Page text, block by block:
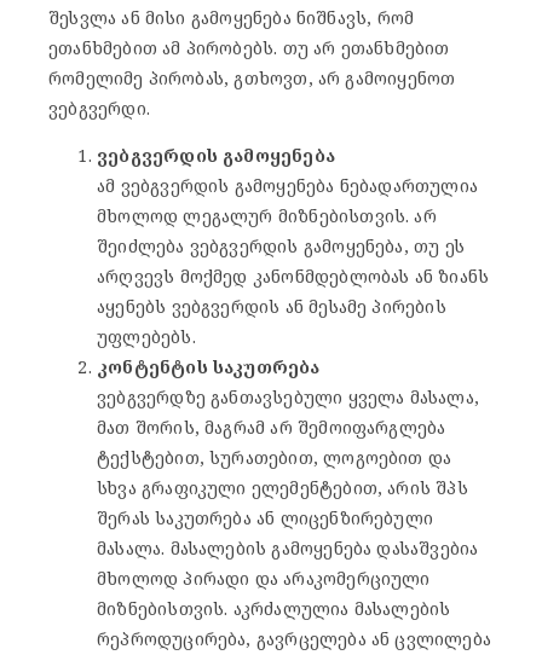
შესვლა ან მისი გამოყენება ნიშნავს, რომ
ეთანხმებით ამ პირობებს. თუ არ ეთანხმებით
რომელიმე პირობას, გთხოვთ, არ გამოიყენოთ
ვებგვერდი.
ვებგვერდის გამოყენება
ამ ვებგვერდის გამოყენება ნებადართულია
მხოლოდ ლეგალურ მიზნებისთვის. არ
შეიძლება ვებგვერდის გამოყენება, თუ ეს
არღვევს მოქმედ კანონმდებლობას ან ზიანს
აყენებს ვებგვერდის ან მესამე პირების
უფლებებს.
კონტენტის საკუთრება
ვებგვერდზე განთავსებული ყველა მასალა,
მათ შორის, მაგრამ არ შემოიფარგლება
ტექსტებით, სურათებით, ლოგოებით და
სხვა გრაფიკული ელემენტებით, არის შპს
შერას საკუთრება ან ლიცენზირებული
მასალა. მასალების გამოყენება დასაშვებია
მხოლოდ პირადი და არაკომერციული
მიზნებისთვის. აკრძალულია მასალების
რეპროდუცირება, გავრცელება ან ცვლილება